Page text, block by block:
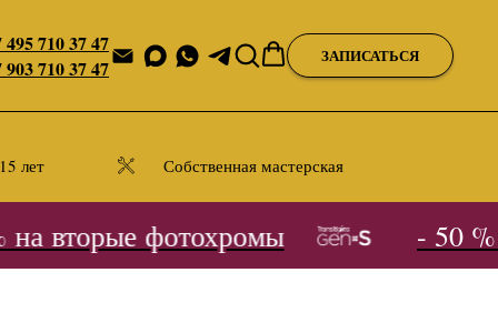
495 710 37 47
903 710 37 47
ЗАПИСАТЬСЯ
лет Собственная мастерская
вторые фотохромы - 50 %